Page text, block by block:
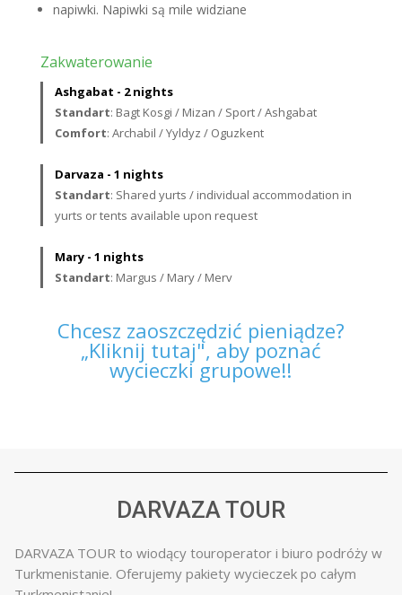
napiwki. Napiwki są mile widziane
Zakwaterowanie
Ashgabat - 2 nights
Standart: Bagt Kosgi / Mizan / Sport / Ashgabat
Comfort: Archabil / Yyldyz / Oguzkent
Darvaza - 1 nights
Standart: Shared yurts / individual accommodation in
yurts or tents available upon request
Mary - 1 nights
Standart: Margus / Mary / Merv
Chcesz zaoszczędzić pieniądze?
„Kliknij tutaj", aby poznać
wycieczki grupowe!!
DARVAZA TOUR
DARVAZA TOUR to wiodący touroperator i biuro podróży w
Turkmenistanie. Oferujemy pakiety wycieczek po całym